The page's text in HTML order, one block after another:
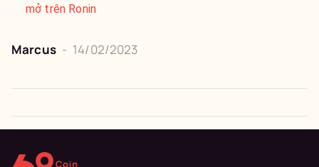
mở trên Ronin
Marcus - 14/02/2023